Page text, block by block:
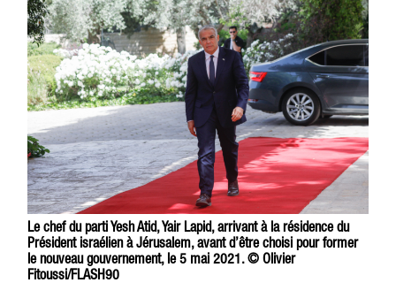
Le chef du parti Yesh Atid, Yair Lapid, arrivant à la résidence du
Président israélien à Jérusalem, avant d’être choisi pour former
le nouveau gouvernement, le 5 mai 2021. © Olivier
Fitoussi/FLASH90